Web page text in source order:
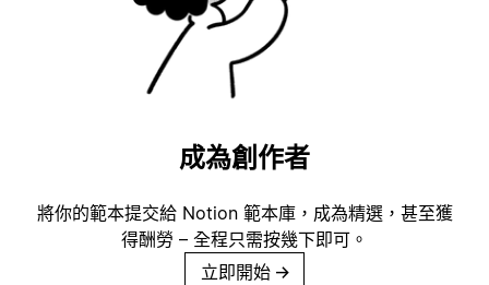
成為創作者
將你的範本提交給 Notion 範本庫，成為精選，甚至獲
得酬勞 – 全程只需按幾下即可。
立即開始 →